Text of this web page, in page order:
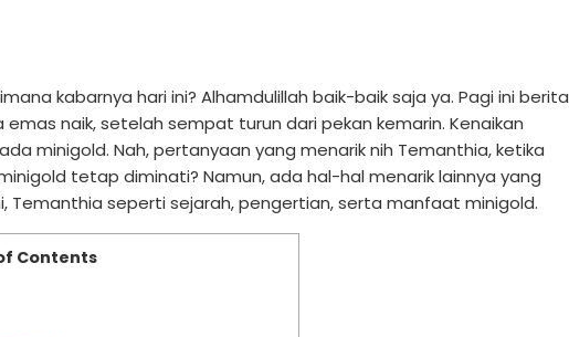
kabarnya hari ini? Alhamdulillah baik-baik saja ya. Pagi ini berita
naik, setelah sempat turun dari pekan kemarin. Kenaikan
minigold. Nah, pertanyaan yang menarik nih Temanthia, ketika
tetap diminati? Namun, ada hal-hal menarik lainnya yang
Temanthia seperti sejarah, pengertian, serta manfaat minigold.
Contents